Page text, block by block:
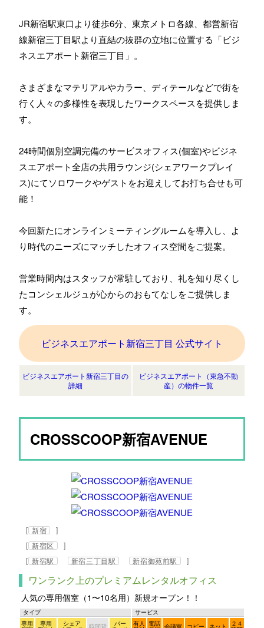
JR新宿駅東口より徒歩6分、東京メトロ各線、都営新宿
線新宿三丁目駅より直結の抜群の立地に位置する「ビジ
ネスエアポート新宿三丁目」。
さまざまなマテリアルやカラー、ディテールなどで街を
行く人々の多様性を表現したワークスペースを提供しま
す。
24時間個別空調完備のサービスオフィス(個室)やビジネ
スエアポート全店の共用ラウンジ(シェアワークプレイ
ス)にてソロワークやゲストをお迎えしてお打ち合せも可
能！
今回新たにオンラインミーティングルームを導入し、よ
り時代のニーズにマッチしたオフィス空間をご提案。
営業時間内はスタッフが常駐しており、礼を知り尽くし
たコンシェルジュが心からのおもてなしをご提供しま
す。
ビジネスエアポート新宿三丁目 公式サイト
ビジネスエアポート新宿三丁目の
詳細
ビジネスエアポート（東急不動
産）の物件一覧
CROSSCOOP新宿AVENUE
[ 新宿
]
[ 新宿区
]
[ 新宿駅 新宿三丁目駅 新宿御苑前駅 ]
ワンランク上のプレミアムレンタルオフィス
人気の専用個室（1〜10名用）新規オープン！！
タイプ
サービス
専用
専用 シェア 時間貸 バー 有人 電話 会議室 コピー ネット ２４